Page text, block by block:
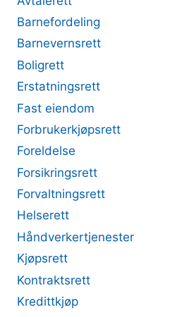
Barnefordeling
Barnevernsrett
Boligrett
Erstatningsrett
Fast eiendom
Forbrukerkjøpsrett
Foreldelse
Forsikringsrett
Forvaltningsrett
Helserett
Håndverkertjenester
Kjøpsrett
Kontraktsrett
Kredittkjøp